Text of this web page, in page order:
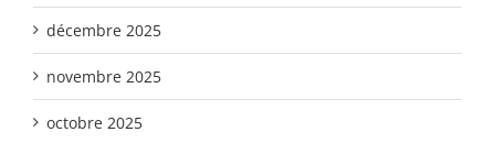
décembre 2025
novembre 2025
octobre 2025